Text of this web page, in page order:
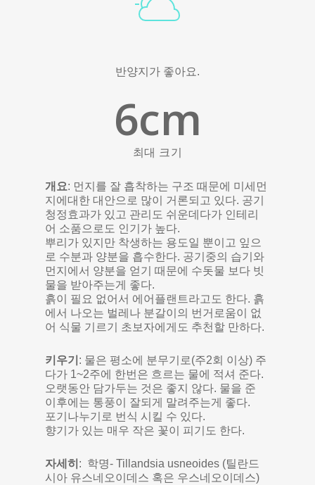
반양지가 좋아요.
6cm
최대 크기
개요: 먼지를 잘 흡착하는 구조 때문에 미세먼
지에대한 대안으로 많이 거론되고 있다. 공기
청정효과가 있고 관리도 쉬운데다가 인테리
어 소품으로도 인기가 높다.
뿌리가 있지만 착생하는 용도일 뿐이고 잎으
로 수분과 양분을 흡수한다. 공기중의 습기와
먼지에서 양분을 얻기 때문에 수돗물 보다 빗
물을 받아주는게 좋다.
흙이 필요 없어서 에어플랜트라고도 한다. 흙
에서 나오는 벌레나 분갈이의 번거로움이 없
어 식물 기르기 초보자에게도 추천할 만하다.
키우기 : 물은 평소에 분무기로(주2회 이상) 주
다가 1~2주에 한번은 흐르는 물에 적셔 준다.
오랫동안 담가두는 것은 좋지 않다. 물을 준
이후에는 통풍이 잘되게 말려주는게 좋다.
포기나누기로 번식 시킬 수 있다.
향기가 있는 매우 작은 꽃이 피기도 한다.
자세히 : 학명- Tillandsia usneoides (틸란드
시아 유스네오이데스 혹은 우스네오이데스)